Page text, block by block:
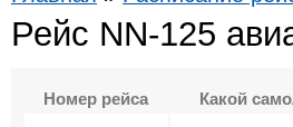
Рейс NN-125
Номер рейса Какой